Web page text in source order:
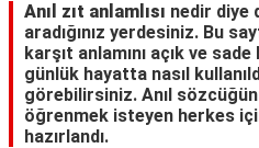
Anıl zıt anlamlısı nedir diye
aradığınız yerdesiniz. Bu
karşıt anlamını açık ve
günlük hayatta nasıl
görebilirsiniz. Anıl
öğrenmek isteyen herkes
hazırlandı.